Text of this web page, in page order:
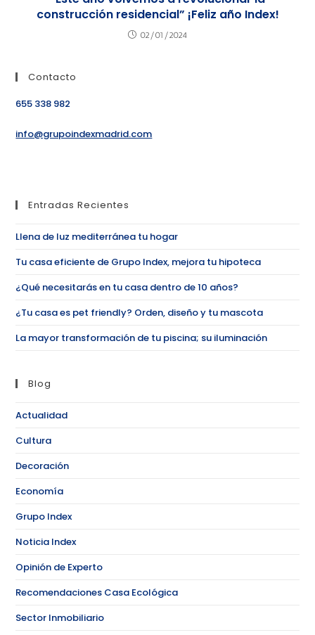
construcción residencial” ¡Feliz año Index!
02/01/2024
Contacto
655 338 982
info@grupoindexmadrid.com
Entradas Recientes
Llena de luz mediterránea tu hogar
Tu casa eficiente de Grupo Index, mejora tu hipoteca
¿Qué necesitarás en tu casa dentro de 10 años?
¿Tu casa es pet friendly? Orden, diseño y tu mascota
La mayor transformación de tu piscina; su iluminación
Blog
Actualidad
Cultura
Decoración
Economía
Grupo Index
Noticia Index
Opinión de Experto
Recomendaciones Casa Ecológica
Sector Inmobiliario